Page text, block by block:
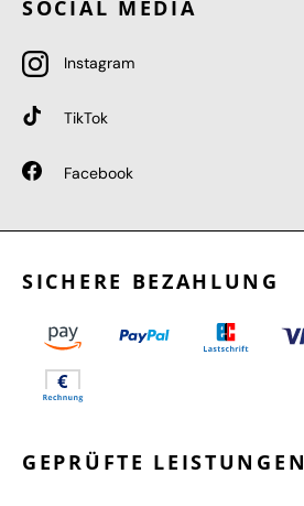
SOCIAL MEDIA
Instagram
TikTok
Facebook
SICHERE BEZAHLUNG
GEPRÜFTE LEISTUNGEN